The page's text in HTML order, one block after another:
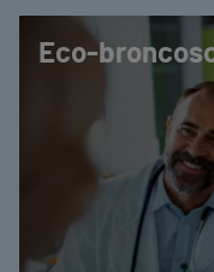
Eco-